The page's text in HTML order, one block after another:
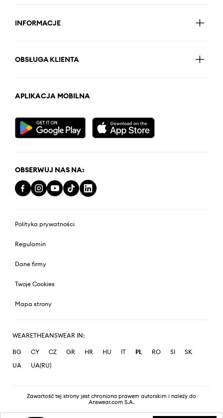
INFORMACJE
OBSŁUGA KLIENTA
APLIKACJA MOBILNA
OBSERWUJ NAS NA:
Polityka prywatności
Regulamin
Dane firmy
Twoje Cookies
Mapa strony
WEARETHEANSWEAR IN:
BG CY CZ GR HR HU IT PL RO SI
SK
UA
UA(RU)
Zawartość tej strony jest chroniona prawem autorskim i należy do
Answear.com S.A.